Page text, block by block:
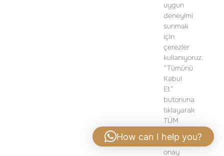
DETAYLI BILGI IÇIN LÜTFEN ILETIŞIME GEÇIN
How can I help you?
uygun
deneyimi
sunmak
için
çerezler
kullanıyoruz.
“Tümünü
Kabul
Et”
butonuna
tıklayarak
TÜM
kullanımına
onay